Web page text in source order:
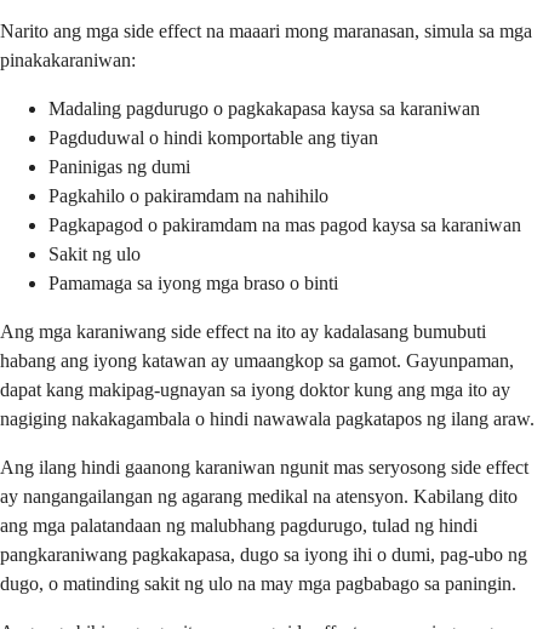
Narito ang mga side effect na maaari mong maranasan, simula sa mga
pinakakaraniwan:
Madaling pagdurugo o pagkakapasa kaysa sa karaniwan
Pagduduwal o hindi komportable ang tiyan
Paninigas ng dumi
Pagkahilo o pakiramdam na nahihilo
Pagkapagod o pakiramdam na mas pagod kaysa sa karaniwan
Sakit ng ulo
Pamamaga sa iyong mga braso o binti
Ang mga karaniwang side effect na ito ay kadalasang bumubuti
habang ang iyong katawan ay umaangkop sa gamot. Gayunpaman,
dapat kang makipag-ugnayan sa iyong doktor kung ang mga ito ay
nagiging nakakagambala o hindi nawawala pagkatapos ng ilang araw.
Ang ilang hindi gaanong karaniwan ngunit mas seryosong side effect
ay nangangailangan ng agarang medikal na atensyon. Kabilang dito
ang mga palatandaan ng malubhang pagdurugo, tulad ng hindi
pangkaraniwang pagkakapasa, dugo sa iyong ihi o dumi, pag-ubo ng
dugo, o matinding sakit ng ulo na may mga pagbabago sa paningin.